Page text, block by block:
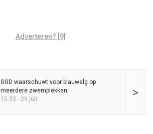
Adverteren? [9]
>
GGD waarschuwt voor blauwalg op
meerdere zwemplekken
15:33 - 29 juli